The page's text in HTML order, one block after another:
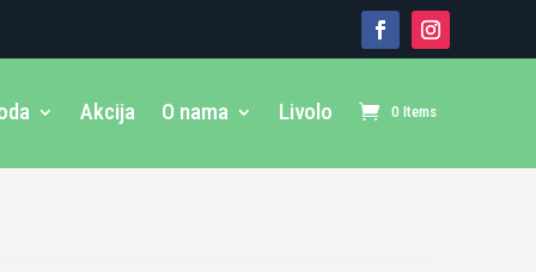
Akcija O nama Livolo 0 Items